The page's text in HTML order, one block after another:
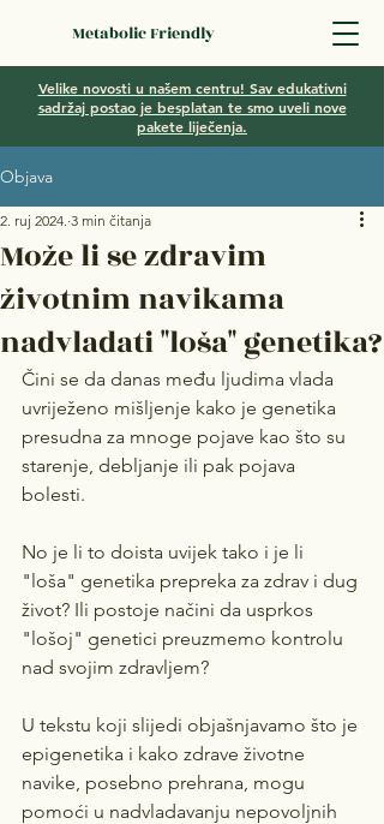
Metabolic Friendly
Velike novosti u našem centru! Sav edukativni
sadržaj postao je besplatan te smo uveli nove
pakete liječenja.
Objava
Može li se zdravim
životnim navikama
nadvladati "loša" genetika?
2. ruj 2024. 3 min čitanja
Čini se da danas među ljudima vlada
uvriježeno mišljenje kako je genetika
presudna za mnoge pojave kao što su
starenje, debljanje ili pak pojava
bolesti.
No je li to doista uvijek tako i je li
"loša" genetika prepreka za zdrav i dug
život? Ili postoje načini da usprkos
"lošoj" genetici preuzmemo kontrolu
nad svojim zdravljem?
U tekstu koji slijedi objašnjavamo što je
epigenetika i kako zdrave životne
navike, posebno prehrana, mogu
pomoći u nadvladavanju nepovoljnih